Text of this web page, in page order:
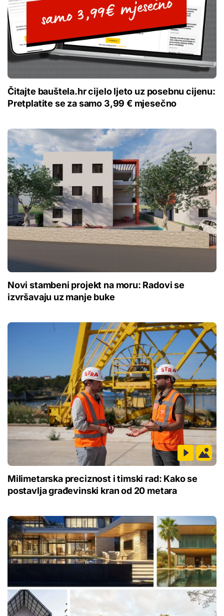
Čitajte bauštela.hr cijelo ljeto uz posebnu cijenu:
Pretplatite se za samo 3,99 € mjesečno
Novi stambeni projekt na moru: Radovi se
izvršavaju uz manje buke
Milimetarska preciznost i timski rad: Kako se
postavlja građevinski kran od 20 metara